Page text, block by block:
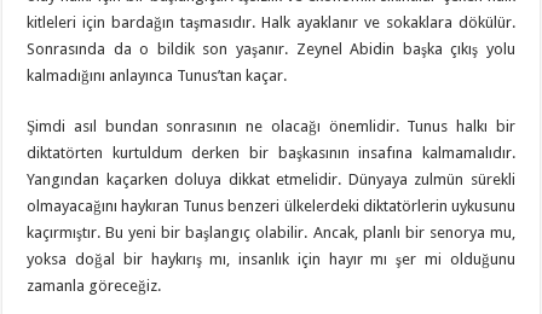
kitleleri için bardağın taşmasıdır. Halk ayaklanır ve sokaklara dökülür.
Sonrasında da o bildik son yaşanır. Zeynel Abidin başka çıkış yolu
kalmadığını anlayınca Tunus’tan kaçar.
Şimdi asıl bundan sonrasının ne olacağı önemlidir. Tunus halkı bir
diktatörten kurtuldum derken bir başkasının insafına kalmamalıdır.
Yangından kaçarken doluya dikkat etmelidir. Dünyaya zulmün sürekli
olmayacağını haykıran Tunus benzeri ülkelerdeki diktatörlerin uykusunu
kaçırmıştır. Bu yeni bir başlangıç olabilir. Ancak, planlı bir senorya mu,
yoksa doğal bir haykırış mı, insanlık için hayır mı şer mi olduğunu
zamanla göreceğiz.